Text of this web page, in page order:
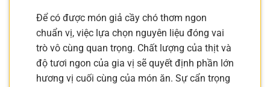
Để có được món giả cầy chó thơm ngon
chuẩn vị, việc lựa chọn nguyên liệu đóng vai
trò vô cùng quan trọng. Chất lượng của thịt và
độ tươi ngon của gia vị sẽ quyết định phần lớn
hương vị cuối cùng của món ăn. Sự cẩn trọng